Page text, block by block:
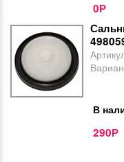
0Р
В
290Р